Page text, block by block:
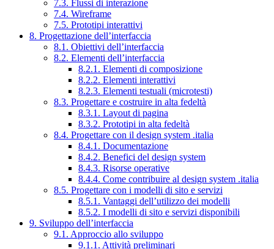
7.3. Flussi di interazione
7.4. Wireframe
7.5. Prototipi interattivi
8. Progettazione dell’interfaccia
8.1. Obiettivi dell’interfaccia
8.2. Elementi dell’interfaccia
8.2.1. Elementi di composizione
8.2.2. Elementi interattivi
8.2.3. Elementi testuali (microtesti)
8.3. Progettare e costruire in alta fedeltà
8.3.1. Layout di pagina
8.3.2. Prototipi in alta fedeltà
8.4. Progettare con il design system .italia
8.4.1. Documentazione
8.4.2. Benefici del design system
8.4.3. Risorse operative
8.4.4. Come contribuire al design system .italia
8.5. Progettare con i modelli di sito e servizi
8.5.1. Vantaggi dell’utilizzo dei modelli
8.5.2. I modelli di sito e servizi disponibili
9. Sviluppo dell’interfaccia
9.1. Approccio allo sviluppo
9.1.1. Attività preliminari